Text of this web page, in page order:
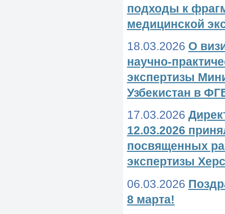
подходы к
медицинской
18.03.2026 О
научно-
экспертизы
Узбекистан в
17.03.2026
12.03.2026
посвященных
экспертизы
06.03.2026
8 марта!